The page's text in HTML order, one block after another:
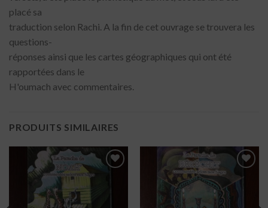
placé sa
traduction selon Rachi. A la fin de cet ouvrage se trouvera les
questions-
réponses ainsi que les cartes géographiques qui ont été
rapportées dans le
H'oumach avec commentaires.
PRODUITS SIMILAIRES
Ajouter
à la liste
de